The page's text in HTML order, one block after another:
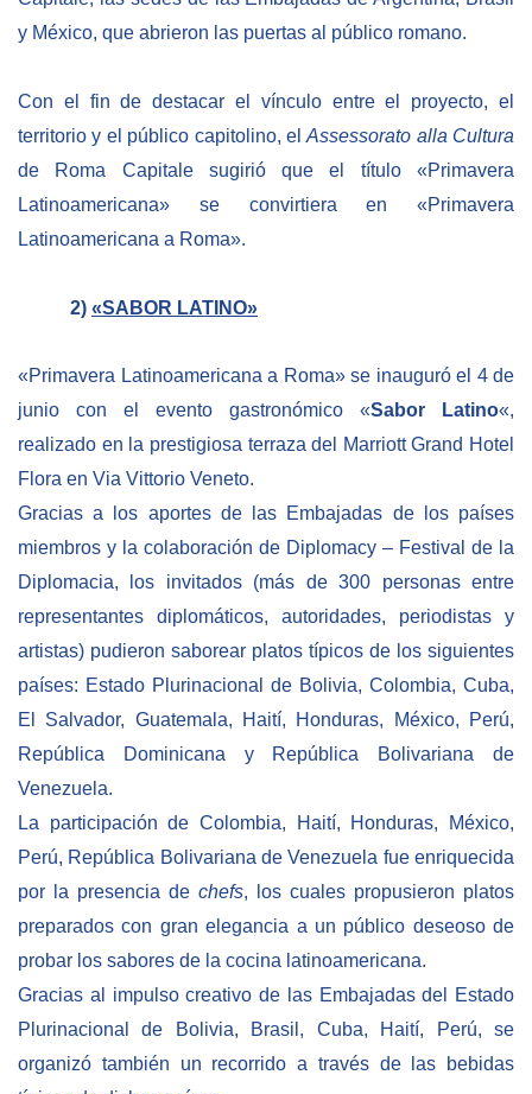
y México, que abrieron las puertas al público romano.
Con el fin de destacar el vínculo entre el proyecto, el
territorio y el público capitolino, elAssessorato alla Cultura
de Roma Capitale sugirió que el título «Primavera
Latinoamericana» se convirtiera en «Primavera
Latinoamericana a Roma».
2) «SABOR LATINO»
«Primavera Latinoamericana a Roma» se inauguró el 4 de
junio con el evento gastronómico «Sabor Latino«,
realizado en la prestigiosa terraza del Marriott Grand Hotel
Flora en Via Vittorio Veneto.
Gracias a los aportes de las Embajadas de los países
miembros y la colaboración de Diplomacy – Festival de la
Diplomacia, los invitados (más de 300 personas entre
representantes diplomáticos, autoridades, periodistas y
artistas) pudieron saborear platos típicos de los siguientes
países: Estado Plurinacional de Bolivia, Colombia, Cuba,
El Salvador, Guatemala, Haití, Honduras, México, Perú,
República Dominicana y República Bolivariana de
Venezuela.
La participación de Colombia, Haití, Honduras, México,
Perú, República Bolivariana de Venezuela fue enriquecida
por la presencia de chefs, los cuales propusieron platos
preparados con gran elegancia a un público deseoso de
probar los sabores de la cocina latinoamericana.
Gracias al impulso creativo de las Embajadas del Estado
Plurinacional de Bolivia, Brasil, Cuba, Haití, Perú, se
organizó también un recorrido a través de las bebidas